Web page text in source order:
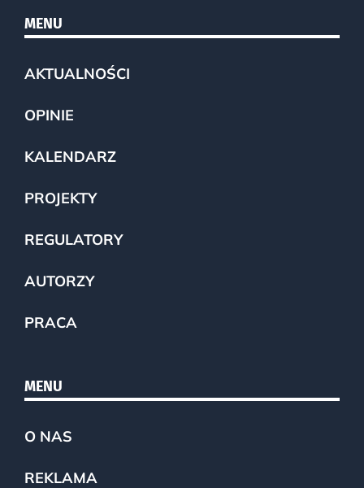
MENU
AKTUALNOŚCI
OPINIE
KALENDARZ
PROJEKTY
REGULATORY
AUTORZY
PRACA
MENU
O NAS
REKLAMA